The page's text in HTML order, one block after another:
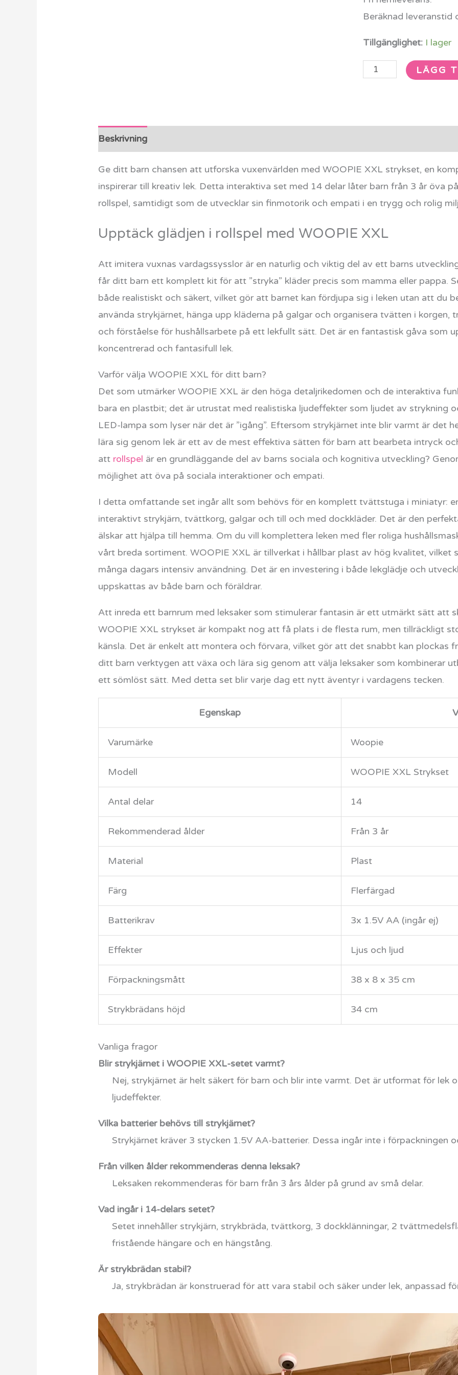
Beräknad leveranstid
Tillgänglighet: I lager
mängd
LÄGG
Beskrivning
Ge ditt barn chansen att utforska vuxenvärlden med WOOPIE XXL strykset, en
inspirerar till kreativ lek. Detta interaktiva set med 14 delar låter barn från 3 år öva
rollspel, samtidigt som de utvecklar sin finmotorik och empati i en trygg och rolig
Upptäck glädjen i rollspel med WOOPIE XXL
Att imitera vuxnas vardagssysslor är en naturlig och viktig del av ett barns
får ditt barn ett komplett kit för att ”stryka” kläder precis som mamma eller pappa.
både realistiskt och säkert, vilket gör att barnet kan fördjupa sig i leken utan att du
använda strykjärnet, hänga upp kläderna på galgar och organisera tvätten i korgen,
och förståelse för hushållsarbete på ett lekfullt sätt. Det är en fantastisk gåva som
koncentrerad och fantasifull lek.
Varför välja WOOPIE XXL för ditt barn?
Det som utmärker WOOPIE XXL är den höga detaljrikedomen och de interaktiva
bara en plastbit; det är utrustat med realistiska ljudeffekter som ljudet av strykning
LED-lampa som lyser när det är ”igång”. Eftersom strykjärnet inte blir varmt är det
lära sig genom lek är ett av de mest effektiva sätten för barn att bearbeta intryck
att rollspel är en grundläggande del av barns sociala och kognitiva utveckling?
möjlighet att öva på sociala interaktioner och empati.
I detta omfattande set ingår allt som behövs för en komplett tvättstuga i miniatyr:
interaktivt strykjärn, tvättkorg, galgar och till och med dockkläder. Det är den
älskar att hjälpa till hemma. Om du vill komplettera leken med fler roliga
vårt breda sortiment. WOOPIE XXL är tillverkat i hållbar plast av hög kvalitet, vilket
många dagars intensiv användning. Det är en investering i både lekglädje och
uppskattas av både barn och föräldrar.
Att inreda ett barnrum med leksaker som stimulerar fantasin är ett utmärkt sätt att
WOOPIE XXL strykset är kompakt nog att få plats i de flesta rum, men tillräckligt
känsla. Det är enkelt att montera och förvara, vilket gör att det snabbt kan plockas
ditt barn verktygen att växa och lära sig genom att välja leksaker som kombinerar
ett sömlöst sätt. Med detta set blir varje dag ett nytt äventyr i vardagens tecken.
Egenskap
Varumärke Woopie
Modell WOOPIE XXL Strykset
Antal delar 14
Rekommenderad ålder Från 3 år
Material Plast
Färg Flerfärgad
Batterikrav 3x 1.5V AA (ingår ej)
Effekter Ljus och ljud
Förpackningsmått 38 x 8 x 35 cm
Strykbrädans höjd 34 cm
Vanliga fragor
Blir strykjärnet i WOOPIE XXL-setet varmt?
Nej, strykjärnet är helt säkert för barn och blir inte varmt. Det är utformat för lek
ljudeffekter.
Vilka batterier behövs till strykjärnet?
Strykjärnet kräver 3 stycken 1.5V AA-batterier. Dessa ingår inte i förpackningen
Från vilken ålder rekommenderas denna leksak?
Leksaken rekommenderas för barn från 3 års ålder på grund av små delar.
Vad ingår i 14-delars setet?
Setet innehåller strykjärn, strykbräda, tvättkorg, 3 dockklänningar, 2
fristående hängare och en hängstång.
Är strykbrädan stabil?
Ja, strykbrädan är konstruerad för att vara stabil och säker under lek, anpassad